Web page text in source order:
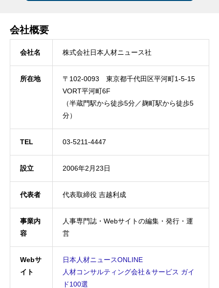
会社概要
会社名 株式会社日本人材ニュース社
所在地
〒102-0093 東京都千代田区平河町1-5-15
VORT平河町6F
（半蔵門駅から徒歩5分／麹町駅から徒歩5
分）
TEL 03-5211-4447
設立 2006年2月23日
代表者 代表取締役 吉越利成
事業内
容
人事専門誌・Webサイトの編集・発行・運
営
Webサ
イト
日本人材ニュースONLINE
人材コンサルティング会社＆サービス ガイ
ド100選